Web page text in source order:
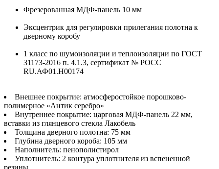
Фрезерованная МДФ-панель 10 мм
Эксцентрик для регулировки прилегания полотна к
дверному коробу
1 класс по шумоизоляции и теплоизоляции по ГОСТ
31173-2016 п. 4.1.3, сертификат № РОСС
RU.АФ01.Н00174
Внешнее покрытие: атмосферостойкое порошково-
полимерное «Антик серебро»
Внутреннее покрытие: царговая МДФ-панель 22 мм,
вставки из глянцевого стекла Лакобель
Толщина дверного полотна: 75 мм
Глубина дверного короба: 105 мм
Наполнитель: пенополистирол
Уплотнитель: 2 контура уплотнителя из вспененной
резины